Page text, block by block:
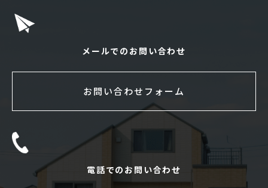
メールでのお問い合わせ
お問い合わせフォーム
電話でのお問い合わせ